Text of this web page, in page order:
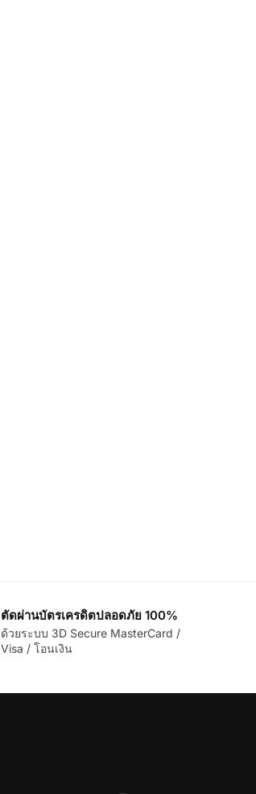
ตัดผ่านบัตรเครดิตปลอดภัย 100%
ด้วยระบบ 3D Secure MasterCard /
Visa / โอนเงิน